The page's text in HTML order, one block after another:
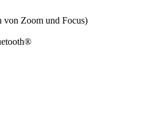
von Zoom und Focus)